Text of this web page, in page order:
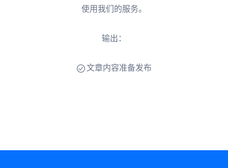
使用我们的服务。
输出：
文章内容准备发布